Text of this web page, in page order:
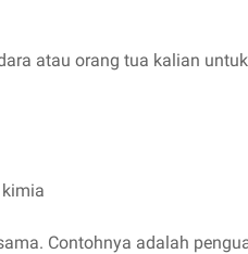
atau orang tua kalian
Contohnya adalah